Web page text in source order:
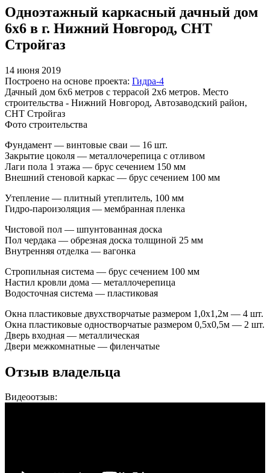
Одноэтажный каркасный дачный дом
6х6 в г. Нижний Новгород, СНТ
Стройгаз
14 июня 2019
Построено на основе проекта: Гидра-4
Дачный дом 6х6 метров с террасой 2х6 метров. Место
строительства - Нижний Новгород, Автозаводский район,
СНТ Стройгаз
Фото строительства
Фундамент — винтовые сваи — 16 шт.
Закрытие цоколя — металлочерепица с отливом
Лаги пола 1 этажа — брус сечением 150 мм
Внешний стеновой каркас — брус сечением 100 мм
Утепление — плитный утеплитель, 100 мм
Гидро-пароизоляция — мембранная пленка
Чистовой пол — шпунтованная доска
Пол чердака — обрезная доска толщиной 25 мм
Внутренняя отделка — вагонка
Стропильная система — брус сечением 100 мм
Настил кровли дома — металлочерепица
Водосточная система — пластиковая
Окна пластиковые двухстворчатые размером 1,0х1,2м — 4 шт.
Окна пластиковые одностворчатые размером 0,5х0,5м — 2 шт.
Дверь входная — металлическая
Двери межкомнатные — филенчатые
Отзыв владельца
Видеоотзыв: